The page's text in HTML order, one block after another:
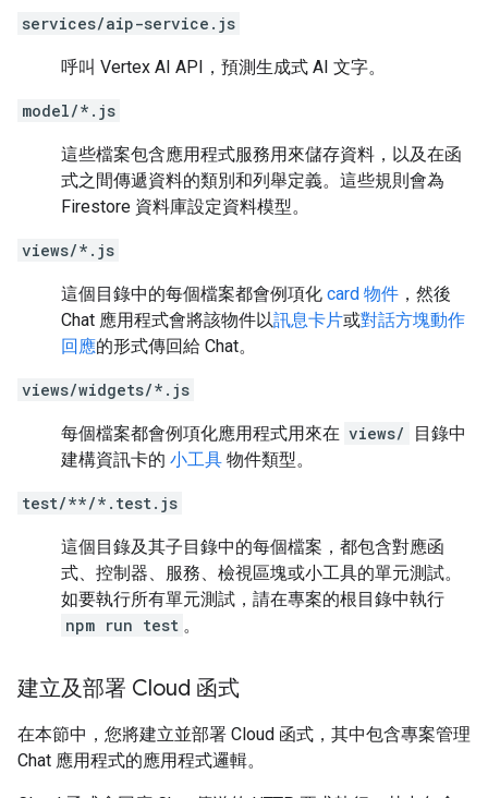
services/aip-service.js
呼叫 Vertex AI API，預測生成式 AI 文字。
model/*.js
這些檔案包含應用程式服務用來儲存資料，以及在函
式之間傳遞資料的類別和列舉定義。這些規則會為
Firestore 資料庫設定資料模型。
views/*.js
這個目錄中的每個檔案都會例項化 card 物件 ，然後
Chat 應用程式會將該物件以訊息卡片或對話方塊動作
回應的形式傳回給 Chat。
views/widgets/*.js
每個檔案都會例項化應用程式用來在 views/
目錄中
建構資訊卡的 小工具 物件類型。
test/**/*.test.js
這個目錄及其子目錄中的每個檔案，都包含對應函
式、控制器、服務、檢視區塊或小工具的單元測試。
如要執行所有單元測試，請在專案的根目錄中執行
npm run test 。
建立及部署 Cloud 函式
在本節中，您將建立並部署 Cloud 函式，其中包含專案管理
Chat 應用程式的應用程式邏輯。